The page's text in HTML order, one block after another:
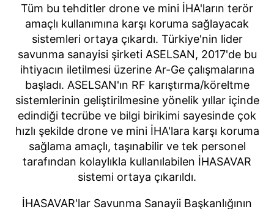
Tüm bu tehditler drone ve mini İHA'ların terör
amaçlı kullanımına karşı koruma sağlayacak
sistemleri ortaya çıkardı. Türkiye'nin lider
savunma sanayisi şirketi ASELSAN, 2017'de bu
ihtiyacın iletilmesi üzerine Ar-Ge çalışmalarına
başladı. ASELSAN'ın RF karıştırma/köreltme
sistemlerinin geliştirilmesine yönelik yıllar içinde
edindiği tecrübe ve bilgi birikimi sayesinde çok
hızlı şekilde drone ve mini İHA'lara karşı koruma
sağlama amaçlı, taşınabilir ve tek personel
tarafından kolaylıkla kullanılabilen İHASAVAR
sistemi ortaya çıkarıldı.
İHASAVAR'lar Savunma Sanayii Başkanlığının